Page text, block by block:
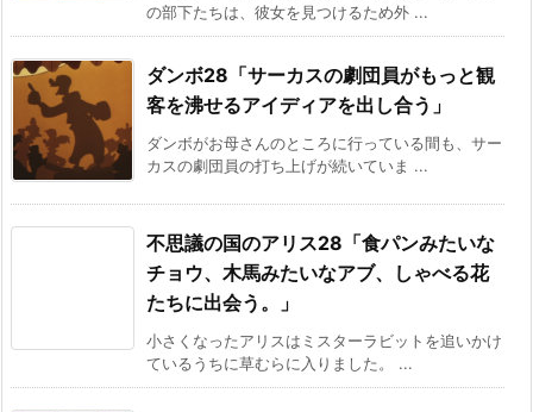
の部下たちは、彼女を見つけるため外 ...
ダンボ28「サーカスの劇団員がもっと観
客を沸せるアイディアを出し合う」
ダンボがお母さんのところに行っている間も、サー
カスの劇団員の打ち上げが続いていま ...
不思議の国のアリス28「食パンみたいな
チョウ、木馬みたいなアブ、しゃべる花
たちに出会う。」
小さくなったアリスはミスターラビットを追いかけ
ているうちに草むらに入りました。 ...